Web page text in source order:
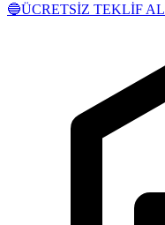
🔵ÜCRETSİZ TEKLİF AL